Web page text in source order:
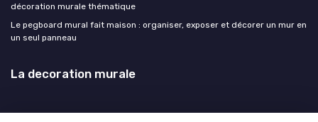
décoration murale thématique
Le pegboard mural fait maison : organiser, exposer et décorer un mur en
un seul panneau
La decoration murale